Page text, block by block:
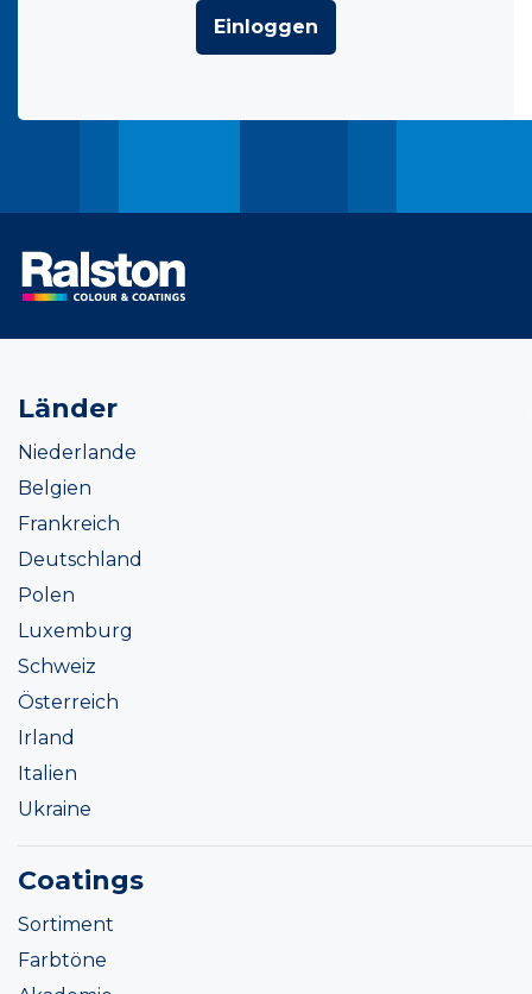
Einloggen
Länder
Niederlande
Belgien
Frankreich
Deutschland
Polen
Luxemburg
Schweiz
Österreich
Irland
Italien
Ukraine
Coatings
Sortiment
Farbtöne